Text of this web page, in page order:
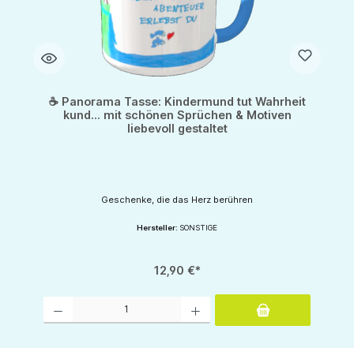
☕ Panorama Tasse: Kindermund tut Wahrheit
kund... mit schönen Sprüchen & Motiven
liebevoll gestaltet
Geschenke, die das Herz berühren
Hersteller: SONSTIGE
12,90 €*